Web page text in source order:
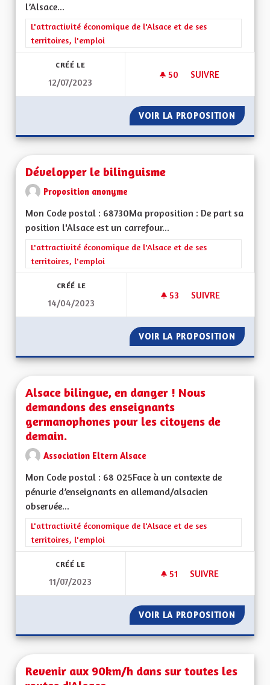
l’Alsace...
Filtrer les résultats de la catégorie : L'attractivité
L'attractivité économique de l'Alsace et de ses
territoires, l'emploi
CRÉÉ LE
12/07/2023
50 50 ABONNÉS
SUIVRE
VOIR LA PROPOSITION PÔLE
Développer le bilinguisme
Proposition anonyme
Mon Code postal : 68730Ma proposition : De part sa
position l'Alsace est un carrefour...
Filtrer les résultats de la catégorie : L'attractivité
L'attractivité économique de l'Alsace et de ses
territoires, l'emploi
CRÉÉ LE
14/04/2023
53 53 ABONNÉS
SUIVRE
VOIR LA PROPOSITION
Alsace bilingue, en danger ! Nous
demandons des enseignants
germanophones pour les citoyens de
demain.
Association Eltern Alsace
Mon Code postal : 68 025Face à un contexte de
pénurie d’enseignants en allemand/alsacien
observée...
Filtrer les résultats de la catégorie : L'attractivité
L'attractivité économique de l'Alsace et de ses
territoires, l'emploi
CRÉÉ LE
11/07/2023
51 51 ABONNÉS
SUIVRE
VOIR LA PROPOSITION
Revenir aux 90km/h dans sur toutes les